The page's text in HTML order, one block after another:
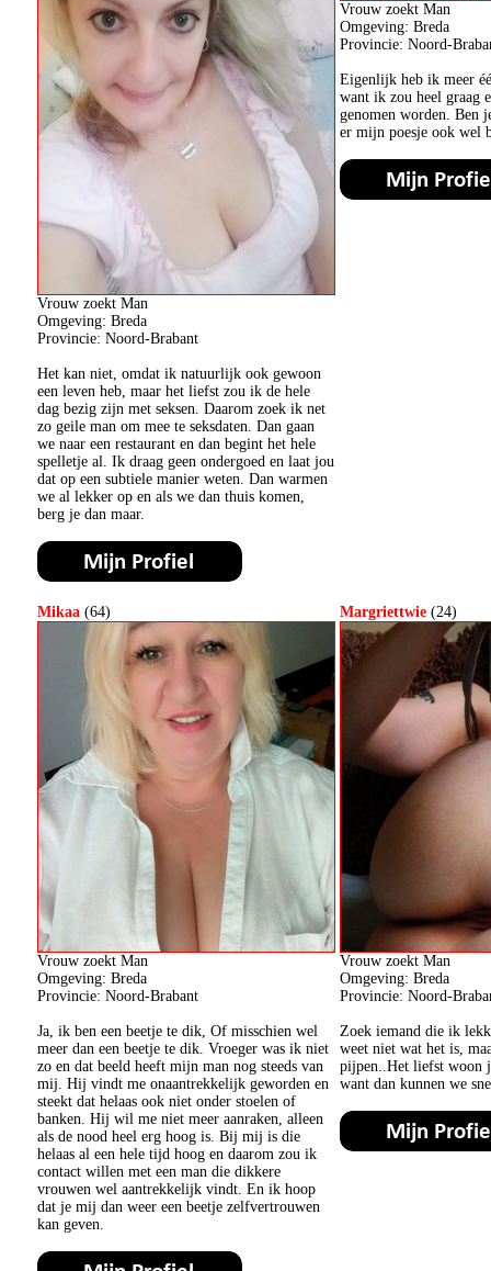
Vrouw zoekt Man
Omgeving: Breda
Provincie: Noord-Brabant
Het kan niet, omdat ik natuurlijk ook gewoon
een leven heb, maar het liefst zou ik de hele
dag bezig zijn met seksen. Daarom zoek ik net
zo geile man om mee te seksdaten. Dan gaan
we naar een restaurant en dan begint het hele
spelletje al. Ik draag geen ondergoed en laat jou
dat op een subtiele manier weten. Dan warmen
we al lekker op en als we dan thuis komen,
berg je dan maar.
Vrouw zoekt Man
Omgeving: Breda
Provincie: Noord-
Eigenlijk heb ik meer
want ik zou heel graag
genomen worden. Ben
er mijn poesje ook wel
Mikaa (64)
Vrouw zoekt Man
Omgeving: Breda
Provincie: Noord-Brabant
Ja, ik ben een beetje te dik, Of misschien wel
meer dan een beetje te dik. Vroeger was ik niet
zo en dat beeld heeft mijn man nog steeds van
mij. Hij vindt me onaantrekkelijk geworden en
steekt dat helaas ook niet onder stoelen of
banken. Hij wil me niet meer aanraken, alleen
als de nood heel erg hoog is. Bij mij is die
helaas al een hele tijd hoog en daarom zou ik
contact willen met een man die dikkere
vrouwen wel aantrekkelijk vindt. En ik hoop
dat je mij dan weer een beetje zelfvertrouwen
kan geven.
Margriettwie (24)
Vrouw zoekt Man
Omgeving: Breda
Provincie: Noord-
Zoek iemand die ik
weet niet wat het is,
pijpen..Het liefst woon
want dan kunnen we